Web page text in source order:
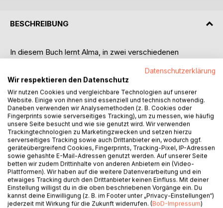
BESCHREIBUNG
In diesem Buch lernt Alma, in zwei verschiedenen
Auf den ersten Blick scheinen diese Kinder für Alma nicht
ganz "normal" zu sein, doch die Kinder verstehen schnell
zusammen, dass "normal" für jeden was anderes sein
kann. "Normal ist das Verschiedensein, normal sind alle,
groß und klein."
AUTOR/IN
PRESSESTIMMEN
REZENSIONEN
Datenschutzerklärung
Wir respektieren den Datenschutz
Wir nutzen Cookies und vergleichbare Technologien auf unserer
Website. Einige von ihnen sind essenziell und technisch notwendig.
Daneben verwenden wir Analysemethoden (z. B. Cookies oder
Fingerprints sowie serverseitiges Tracking), um zu messen, wie häufig
unsere Seite besucht und wie sie genutzt wird. Wir verwenden
Trackingtechnologien zu Marketingzwecken und setzen hierzu
serverseitiges Tracking sowie auch Drittanbieter ein, wodurch ggf.
geräteübergreifend Cookies, Fingerprints, Tracking-Pixel, IP-Adressen
sowie gehashte E-Mail-Adressen genutzt werden. Auf unserer Seite
betten wir zudem Drittinhalte von anderen Anbietern ein (Video-
Plattformen). Wir haben auf die weitere Datenverarbeitung und ein
etwaiges Tracking durch den Drittanbieter keinen Einfluss. Mit deiner
Einstellung willigst du in die oben beschriebenen Vorgänge ein. Du
kannst deine Einwilligung (z. B. im Footer unter „Privacy-Einstellungen“)
jederzeit mit Wirkung für die Zukunft widerrufen. (BoD-Impressum)